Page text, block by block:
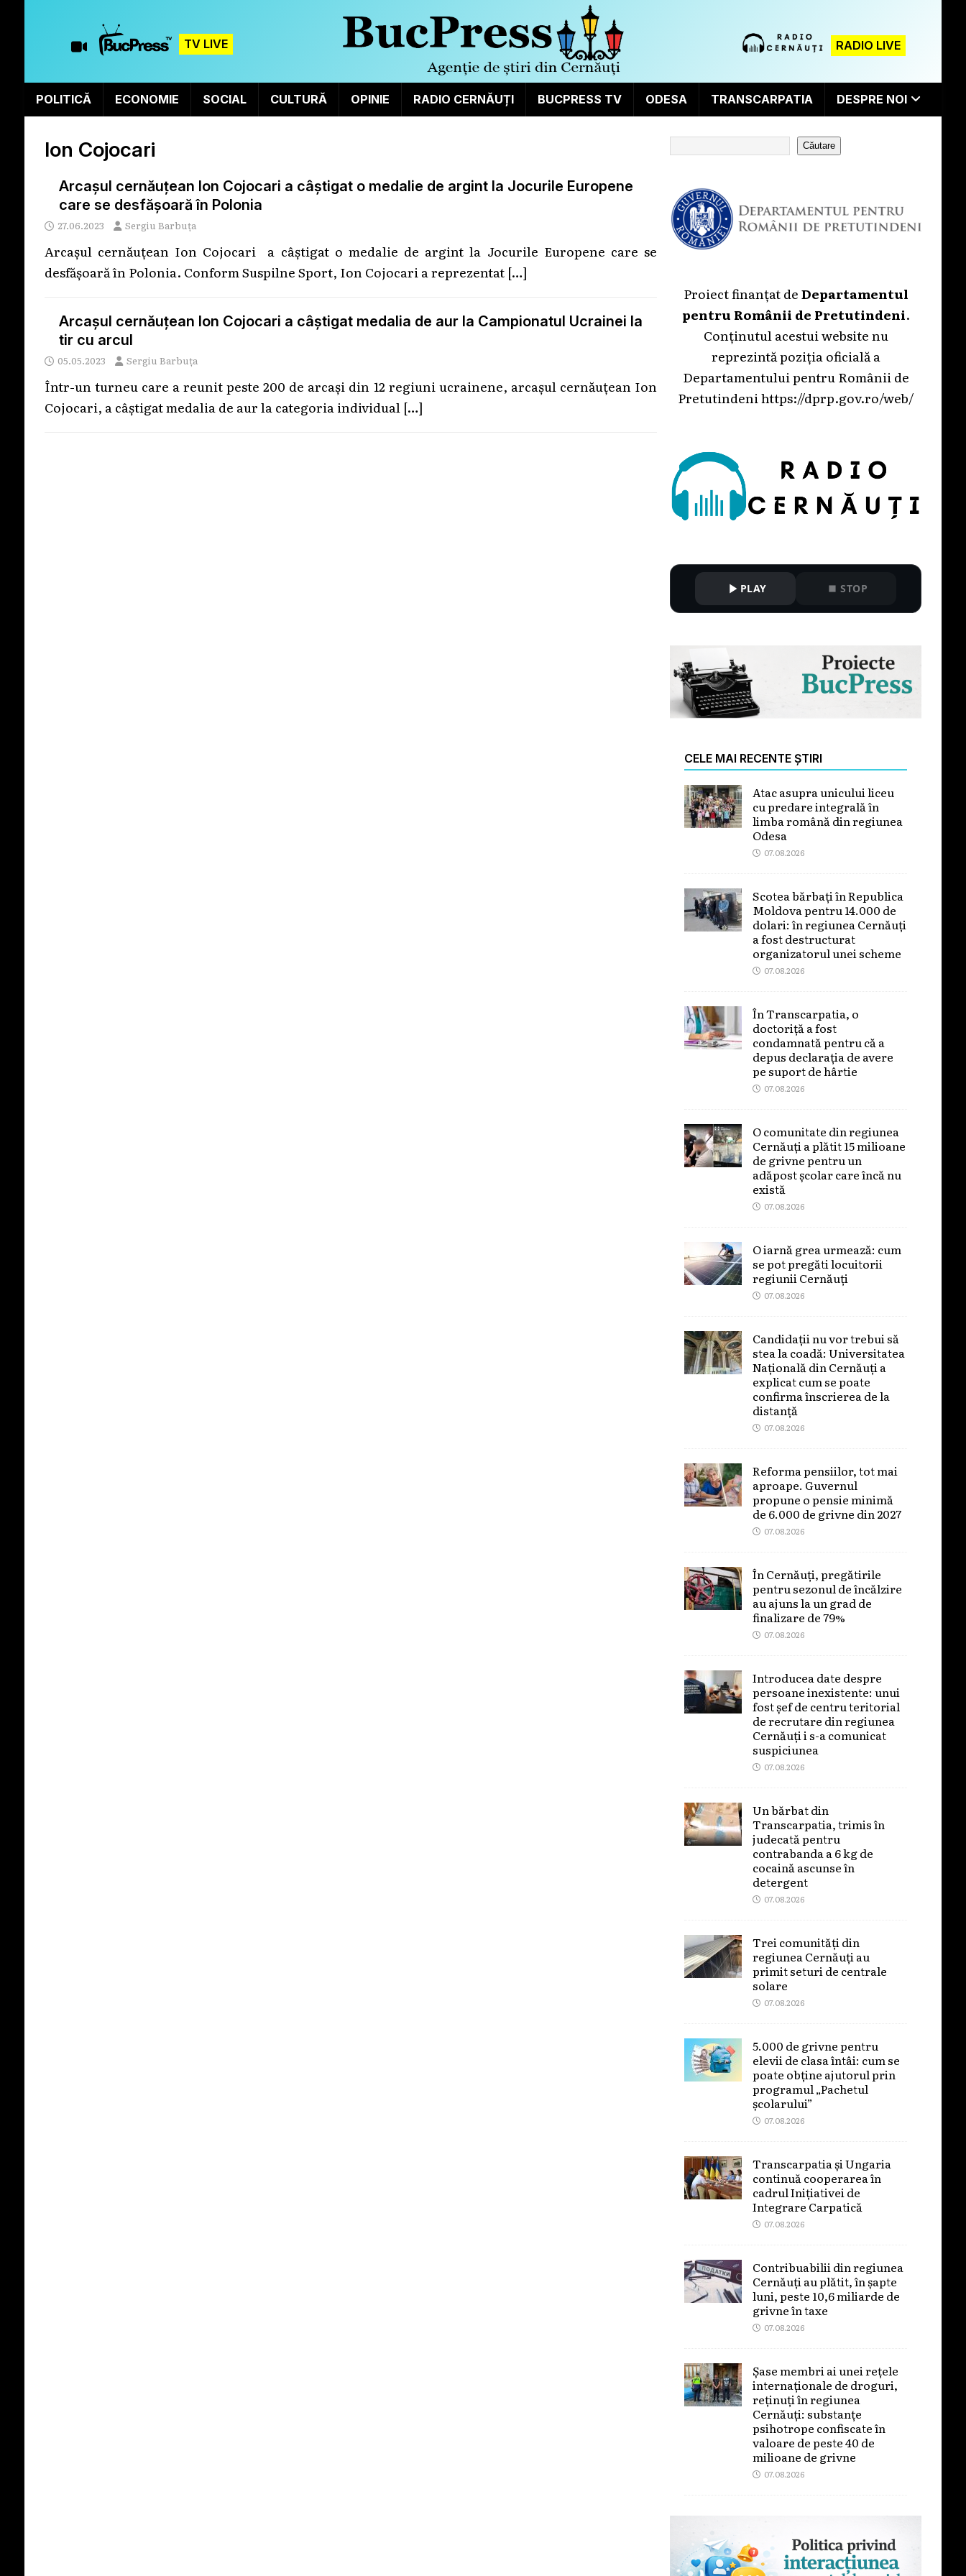
TV LIVE RADIO LIVE
POLITICĂ ECONOMIE SOCIAL CULTURĂ OPINIE RADIO CERNĂUȚI BUCPRESS TV ODESA TRANSCARPATIA DESPRE NOI
Ion Cojocari
Arcașul cernăuțean Ion Cojocari a câștigat o medalie de argint la Jocurile Europene
care se desfășoară în Polonia
27.06.2023 Sergiu Barbuța
Arcașul cernăuțean Ion Cojocari a câștigat o medalie de argint la Jocurile Europene care se
desfășoară în Polonia. Conform Suspilne Sport, Ion Cojocari a reprezentat […]
Arcașul cernăuțean Ion Cojocari a câștigat medalia de aur la Campionatul Ucrainei la
tir cu arcul
05.05.2023 Sergiu Barbuța
Într-un turneu care a reunit peste 200 de arcași din 12 regiuni ucrainene, arcașul cernăuțean Ion
Cojocari, a câștigat medalia de aur la categoria individual […]
Căutare
Proiect finanțat deDepartamentul
pentru Românii de Pretutindeni.
Conținutul acestui website nu
reprezintă poziția oficială a
Departamentului pentru Românii de
Pretutindenihttps://dprp.gov.ro/web/
PLAY STOP
CELE MAI RECENTE ȘTIRI
Atac asupra unicului liceu
cu predare integrală în
limba română din regiunea
Odesa
07.08.2026
Scotea bărbați în Republica
Moldova pentru 14.000 de
dolari: în regiunea Cernăuți
a fost destructurat
organizatorul unei scheme
07.08.2026
În Transcarpatia, o
doctoriță a fost
condamnată pentru că a
depus declarația de avere
pe suport de hârtie
07.08.2026
O comunitate din regiunea
Cernăuți a plătit 15 milioane
de grivne pentru un
adăpost școlar care încă nu
există
07.08.2026
O iarnă grea urmează: cum
se pot pregăti locuitorii
regiunii Cernăuți
07.08.2026
Candidații nu vor trebui să
stea la coadă: Universitatea
Națională din Cernăuți a
explicat cum se poate
confirma înscrierea de la
distanță
07.08.2026
Reforma pensiilor, tot mai
aproape. Guvernul
propune o pensie minimă
de 6.000 de grivne din 2027
07.08.2026
În Cernăuți, pregătirile
pentru sezonul de încălzire
au ajuns la un grad de
finalizare de 79%
07.08.2026
Introducea date despre
persoane inexistente: unui
fost șef de centru teritorial
de recrutare din regiunea
Cernăuți i s-a comunicat
suspiciunea
07.08.2026
Un bărbat din
Transcarpatia, trimis în
judecată pentru
contrabanda a 6 kg de
cocaină ascunse în
detergent
07.08.2026
Trei comunități din
regiunea Cernăuți au
primit seturi de centrale
solare
07.08.2026
5.000 de grivne pentru
elevii de clasa întâi: cum se
poate obține ajutorul prin
programul „Pachetul
școlarului”
07.08.2026
Transcarpatia și Ungaria
continuă cooperarea în
cadrul Inițiativei de
Integrare Carpatică
07.08.2026
Contribuabilii din regiunea
Cernăuți au plătit, în șapte
luni, peste 10,6 miliarde de
grivne în taxe
07.08.2026
Șase membri ai unei rețele
internaționale de droguri,
reținuți în regiunea
Cernăuți: substanțe
psihotrope confiscate în
valoare de peste 40 de
milioane de grivne
07.08.2026